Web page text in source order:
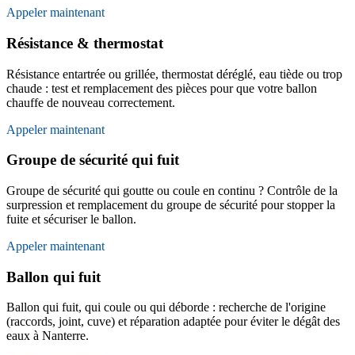
Appeler maintenant
Résistance & thermostat
Résistance entartrée ou grillée, thermostat déréglé, eau tiède ou trop
chaude : test et remplacement des pièces pour que votre ballon
chauffe de nouveau correctement.
Appeler maintenant
Groupe de sécurité qui fuit
Groupe de sécurité qui goutte ou coule en continu ? Contrôle de la
surpression et remplacement du groupe de sécurité pour stopper la
fuite et sécuriser le ballon.
Appeler maintenant
Ballon qui fuit
Ballon qui fuit, qui coule ou qui déborde : recherche de l'origine
(raccords, joint, cuve) et réparation adaptée pour éviter le dégât des
eaux à Nanterre.